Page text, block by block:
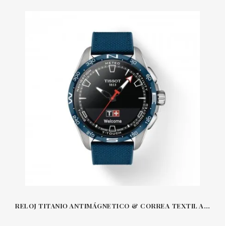
RELOJ TITANIO ANTIMÁGNETICO & CORREA TEXTIL AZUL 47.5 MM T-TOUCH SOLAR CONNECT TISSOT